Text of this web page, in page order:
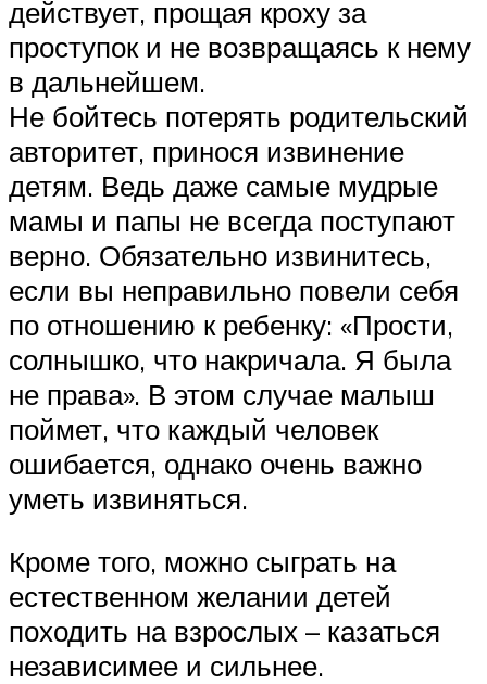
действует, прощая кроху за
проступок и не возвращаясь к нему
в дальнейшем.
Не бойтесь потерять родительский
авторитет, принося извинение
детям. Ведь даже самые мудрые
мамы и папы не всегда поступают
верно. Обязательно извинитесь,
если вы неправильно повели себя
по отношению к ребенку: «Прости,
солнышко, что накричала. Я была
не права». В этом случае малыш
поймет, что каждый человек
ошибается, однако очень важно
уметь извиняться.
Кроме того, можно сыграть на
естественном желании детей
походить на взрослых – казаться
независимее и сильнее.